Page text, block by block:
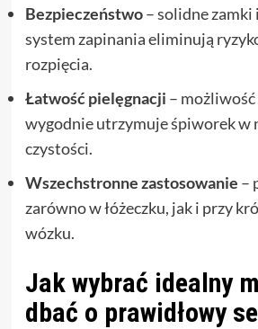
Bezpieczeństwo– solidne zamki
system zapinania eliminują
rozpięcia.
Łatwość pielęgnacji –
wygodnie utrzymuje śpiworek w
czystości.
Wszechstronne zastosowanie –
zarówno w łóżeczku, jak i przy
wózku.
Jak wybrać idealny
dbać o prawidłowy